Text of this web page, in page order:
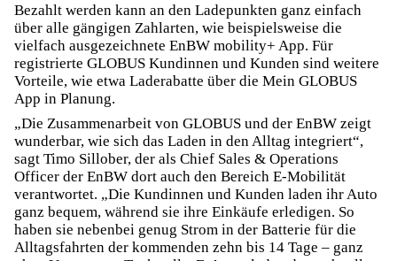
Bezahlt werden kann an den Ladepunkten ganz einfach
über alle gängigen Zahlarten, wie beispielsweise die
vielfach ausgezeichnete EnBW mobility+ App. Für
registrierte GLOBUS Kundinnen und Kunden sind weitere
Vorteile, wie etwa Laderabatte über die Mein GLOBUS
App in Planung.
„Die Zusammenarbeit von GLOBUS und der EnBW zeigt
wunderbar, wie sich das Laden in den Alltag integriert“,
sagt Timo Sillober, der als Chief Sales & Operations
Officer der EnBW dort auch den Bereich E-Mobilität
verantwortet. „Die Kundinnen und Kunden laden ihr Auto
ganz bequem, während sie ihre Einkäufe erledigen. So
haben sie nebenbei genug Strom in der Batterie für die
Alltagsfahrten der kommenden zehn bis 14 Tage – ganz